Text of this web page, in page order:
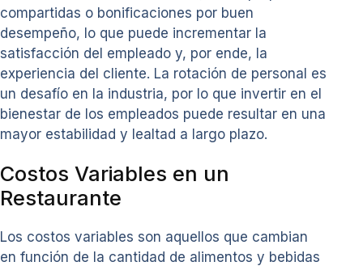
compartidas o bonificaciones por buen
desempeño, lo que puede incrementar la
satisfacción del empleado y, por ende, la
experiencia del cliente. La rotación de personal es
un desafío en la industria, por lo que invertir en el
bienestar de los empleados puede resultar en una
mayor estabilidad y lealtad a largo plazo.
Costos Variables en un
Restaurante
Los costos variables son aquellos que cambian
en función de la cantidad de alimentos y bebidas